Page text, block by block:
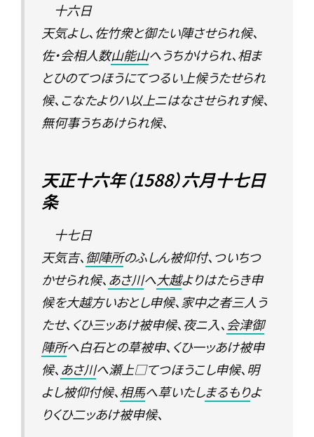
十六日
天気よし、佐竹衆と御たい陣させられ候、
佐・会相人数山能山へうちかけられ、相ま
とひのてつほうにてつるい上候うたせられ
候、こなたよりハ以上ニはなさせられす候、
無何事うちあけられ候、
天正十六年（1588）六月十七日
条
十七日
天気吉、御陣所のふしん被仰付、ついちつ
かせられ候、あさ川へ大越よりはたらき申
候を大越方いおとし申候、家中之者三人う
たせ、くひ三ッあけ被申候、夜ニ入、 会津御
陣所へ白石との草被申、くひ一ッあけ被申
候、あさ川へ瀬上□てつほうこし申候、明
よし被仰付候、相馬へ草いたしまるもりよ
りくひ二ッあけ被申候、